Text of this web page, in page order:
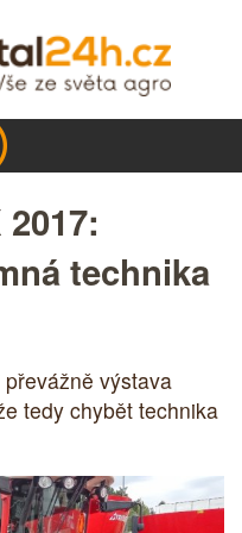
technika
výstava
tedy chybět technika